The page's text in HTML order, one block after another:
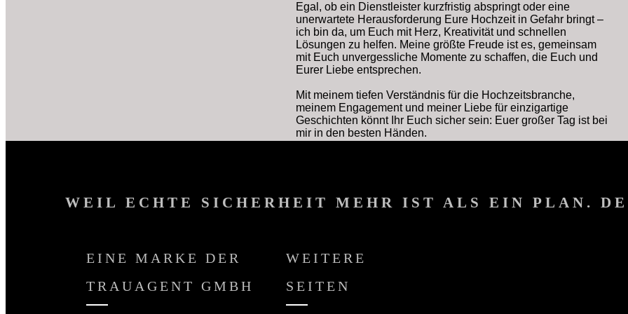
Egal, ob ein Dienstleister kurzfristig abspringt oder eine
unerwartete Herausforderung Eure Hochzeit in Gefahr bringt –
ich bin da, um Euch mit Herz, Kreativität und schnellen
Lösungen zu helfen. Meine größte Freude ist es, gemeinsam
mit Euch unvergessliche Momente zu schaffen, die Euch und
Eurer Liebe entsprechen.
Mit meinem tiefen Verständnis für die Hochzeitsbranche,
meinem Engagement und meiner Liebe für einzigartige
Geschichten könnt Ihr Euch sicher sein: Euer großer Tag ist bei
mir in den besten Händen.
WEIL ECHTE SICHERHEIT MEHR IST ALS EIN PLAN.
EINE MARKE DER
TRAUAGENT GMBH
WEITERE
SEITEN